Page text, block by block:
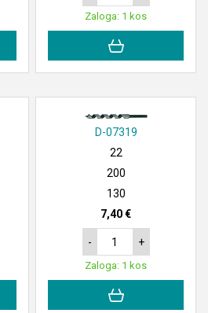
Zaloga: 1 kos
D-07319
22
200
130
7,40 €
- +
Zaloga: 1 kos